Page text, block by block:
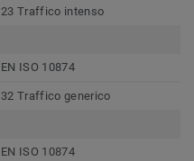
23 Traffico intenso
EN ISO 10874
32 Traffico generico
EN ISO 10874